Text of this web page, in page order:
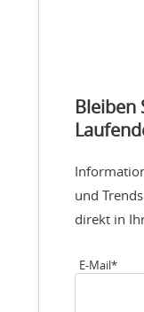
Bleiben
und
direkt in
E-Mail*